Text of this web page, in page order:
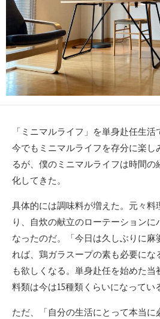
「ミニマルライフ」を単身赴任生活
今でもミニマルライフを存分に楽し
るが、僕のミニマルライフは時間
化してきた。
具体的には調味料が増えた。元々料
り、自炊の献立のローテーションに
なったのだ。「今日は久しぶりに麻
れば、鶏ガラスープの素も必要にな
も欲しくなる。単身赴任を始めた
料類は今は15種類くらいになってい
ただ、「自分の生活にとって本当に